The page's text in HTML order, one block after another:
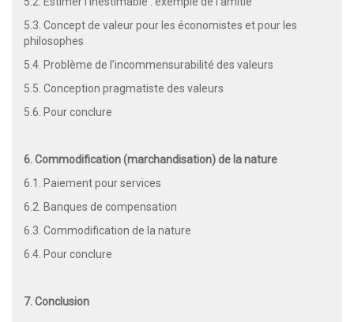
5.3. Concept de valeur pour les économistes et pour les
philosophes
5.4. Problème de l’incommensurabilité des valeurs
5.5. Conception pragmatiste des valeurs
5.6. Pour conclure
6. Commodification (marchandisation) de la nature
6.1. Paiement pour services
6.2. Banques de compensation
6.3. Commodification de la nature
6.4. Pour conclure
7. Conclusion